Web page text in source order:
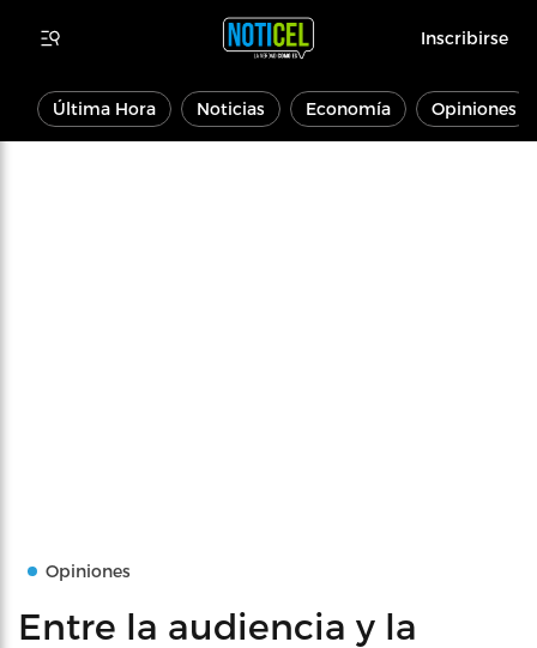
Inscribirse
Última Hora Noticias Economía Opiniones
Opiniones
Entre la audiencia y la